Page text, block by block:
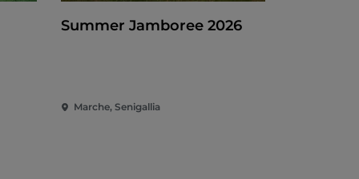
Summer Jamboree 2026
Marche, Senigallia